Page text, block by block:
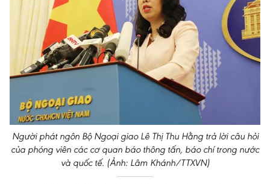
Người phát ngôn Bộ Ngoại giao Lê Thị Thu Hằng trả lời câu hỏi
của phóng viên các cơ quan báo thông tấn, báo chí trong nước
và quốc tế. (Ảnh: Lâm Khánh/TTXVN)